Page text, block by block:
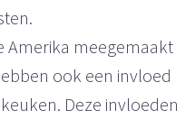
Amerika meegemaakt
ook een invloed
Deze invloeden